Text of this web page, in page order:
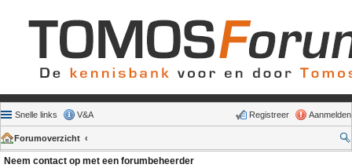
Snelle links V&A Aanmelden
Registreer
Forumoverzicht
Neem contact op met een forumbeheerder